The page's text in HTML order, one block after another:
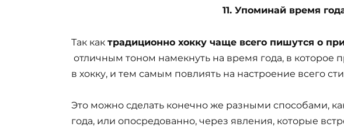
11. Упоминай время
Так как традиционно хокку чаще всего пишутся о
отличным тоном намекнуть на время года, в которое
в хокку, и тем самым повлиять на настроение всего
Это можно сделать конечно же разными способами,
года, или опосредованно, через явления, которые